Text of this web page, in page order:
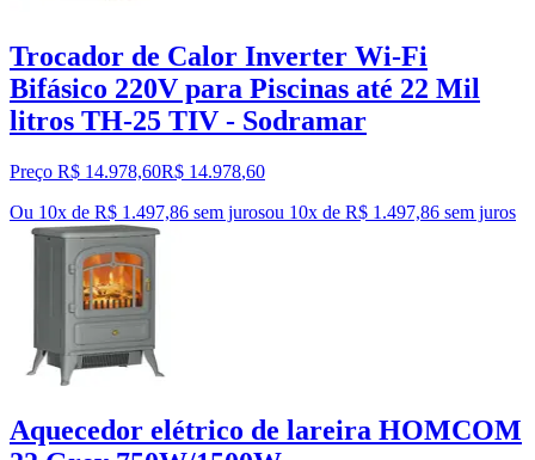
Trocador de Calor Inverter Wi-Fi
Bifásico 220V para Piscinas até 22 Mil
litros TH-25 TIV - Sodramar
Preço R$ 14.978,60R$ 14.978,60
Ou 10x de R$ 1.497,86 sem jurosou 10x de R$ 1.497,86 sem juros
Aquecedor elétrico de lareira HOMCOM